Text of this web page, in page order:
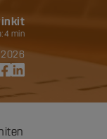
4 min